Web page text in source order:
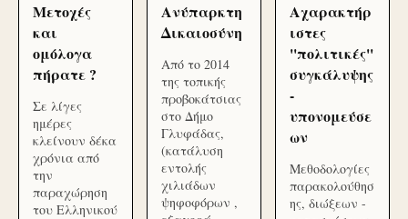
Μετοχές
και
ομόλογα
πήρατε ?
Σε λίγες
ημέρες
κλείνουν δέκα
χρόνια από
την
παραχώρηση
του Ελληνικού
Ανύπαρκτη
Δικαιοσύνη
Από το 2014
της τοπικής
προβοκάτσιας
στο Δήμο
Γλυφάδας,
(κατάλυση
εντολής
χιλιάδων
ψηφοφόρων ,
Αχαρακτήρ
ιστες
''πολιτικές''
συγκάλυψης
-
υπονομεύσε
ων
Μεθοδολογίες
παρακολούθησ
ης, διώξεων -